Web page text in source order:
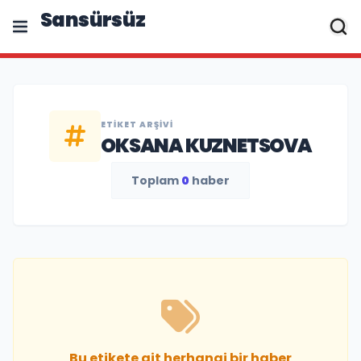
Sansürsüz
ETIKET ARŞIVI
OKSANA KUZNETSOVA
Toplam 0 haber